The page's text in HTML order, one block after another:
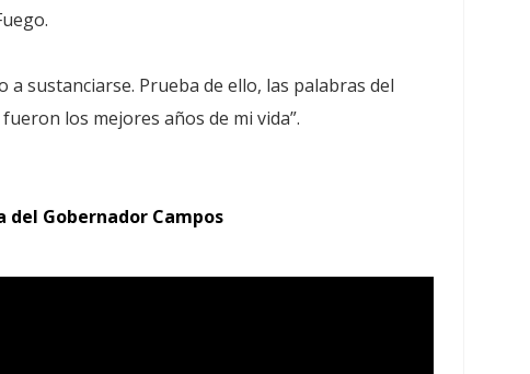
sustanciarse. Prueba de ello, las palabras del
los mejores años de mi vida”.
Gobernador Campos